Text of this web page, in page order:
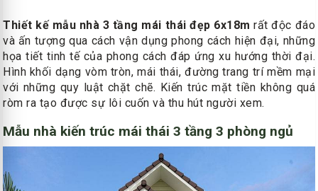
Thiết kế mẫu nhà 3 tầng mái thái đẹp 6x18m rất độc đáo
và ấn tượng qua cách vận dụng phong cách hiện đại, những
họa tiết tinh tế của phong cách đáp ứng xu hướng thời đại.
Hình khối dạng vòm tròn, mái thái, đường trang trí mềm mại
với những quy luật chặt chẽ. Kiến trúc mặt tiền không quá
ròm ra tạo được sự lôi cuốn và thu hút người xem.
Mẫu nhà kiến trúc mái thái 3 tầng 3 phòng ngủ